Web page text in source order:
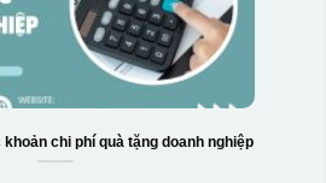
chi phí quà tặng doanh nghiệp